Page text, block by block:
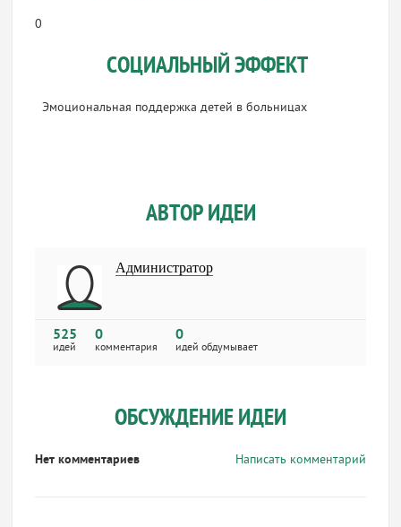
0
СОЦИАЛЬНЫЙ ЭФФЕКТ
Эмоциональная поддержка детей в больницах
АВТОР ИДЕИ
Администратор
525
идей
0
комментария
0
идей обдумывает
ОБСУЖДЕНИЕ ИДЕИ
Написать комментарий
Нет комментариев